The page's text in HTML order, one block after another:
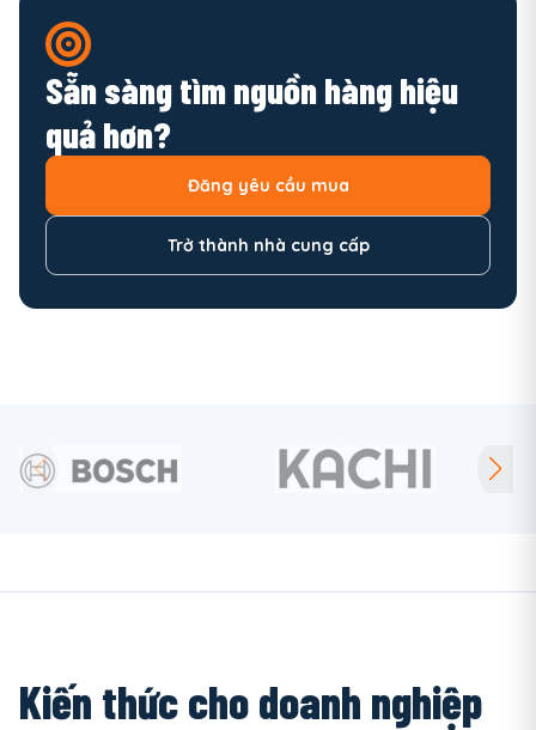
Sẵn sàng tìm nguồn hàng hiệu
quả hơn?
Đăng yêu cầu mua
Trở thành nhà cung cấp
Kiến thức cho doanh nghiệp